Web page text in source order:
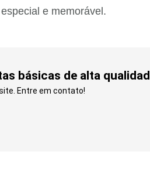
e memorável.
básicas de alta
Entre em contato!